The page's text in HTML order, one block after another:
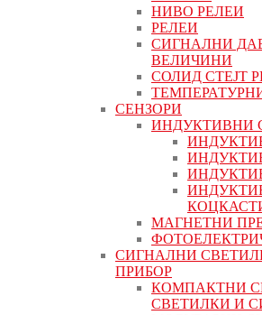
НИВО РЕЛЕИ
РЕЛЕИ
СИГНАЛНИ
ВЕЛИЧИНИ
СОЛИД СТЕЈТ
СЕНЗОРИ
ИНДУКТИВНИ
МАГНЕТНИ
СИГНАЛНИ
ПРИБОР
КОМПАКТНИ
СВЕТИЛКИ И